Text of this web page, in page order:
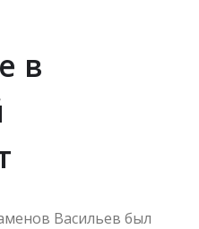
в
Васильев был